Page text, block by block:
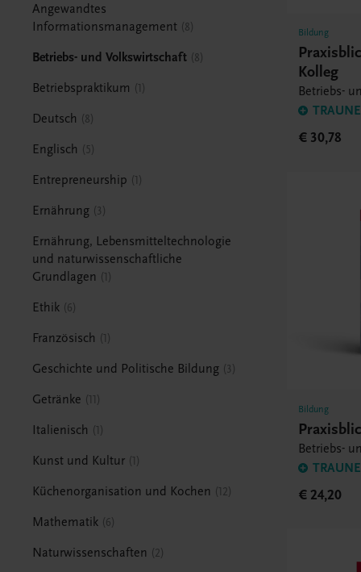
Angewandtes
Informationsmanagement 8
Betriebs- und Volkswirtschaft 8
Betriebspraktikum 1
Deutsch 8
Englisch 5
Entrepreneurship 1
Ernährung 3
Ernährung, Lebensmitteltechnologie
und naturwissenschaftliche
Grundlagen
1
Ethik 6
Französisch 1
Geschichte und Politische Bildung 3
Getränke 11
Italienisch 1
Kunst und Kultur 1
Küchenorganisation und Kochen 12
Mathematik 6
Naturwissenschaften 2
Bildung
Kolleg
Betriebs-
€ 30,78
Bildung
Betriebs-
€ 24,20